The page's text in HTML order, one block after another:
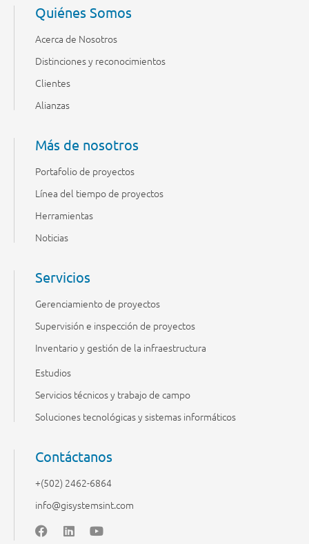
Quiénes Somos
Acerca de Nosotros
Distinciones y reconocimientos
Clientes
Alianzas
Más de nosotros
Portafolio de proyectos
Línea del tiempo de proyectos
Herramientas
Noticias
Servicios
Gerenciamiento de proyectos
Supervisión e inspección de proyectos
Inventario y gestión de la infraestructura
Estudios
Servicios técnicos y trabajo de campo
Soluciones tecnológicas y sistemas informáticos
Contáctanos
+(502) 2462-6864
info@gisystemsint.com